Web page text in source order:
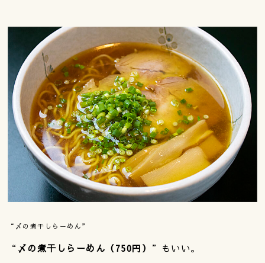
“〆の煮干しらーめん”
“ 〆の煮干しらーめん（750円） ”もいい。